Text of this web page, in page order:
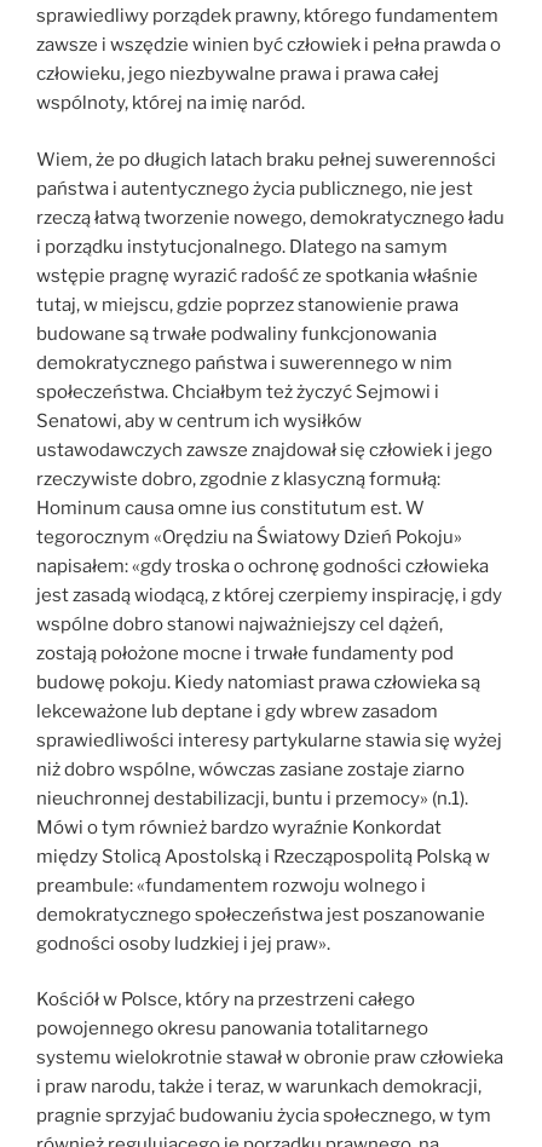
sprawiedliwy porządek prawny, którego fundamentem
zawsze i wszędzie winien być człowiek i pełna prawda o
człowieku, jego niezbywalne prawa i prawa całej
wspólnoty, której na imię naród.
Wiem, że po długich latach braku pełnej suwerenności
państwa i autentycznego życia publicznego, nie jest
rzeczą łatwą tworzenie nowego, demokratycznego ładu
i porządku instytucjonalnego. Dlatego na samym
wstępie pragnę wyrazić radość ze spotkania właśnie
tutaj, w miejscu, gdzie poprzez stanowienie prawa
budowane są trwałe podwaliny funkcjonowania
demokratycznego państwa i suwerennego w nim
społeczeństwa. Chciałbym też życzyć Sejmowi i
Senatowi, aby w centrum ich wysiłków
ustawodawczych zawsze znajdował się człowiek i jego
rzeczywiste dobro, zgodnie z klasyczną formułą:
Hominum causa omne ius constitutum est. W
tegorocznym «Orędziu na Światowy Dzień Pokoju»
napisałem: «gdy troska o ochronę godności człowieka
jest zasadą wiodącą, z której czerpiemy inspirację, i gdy
wspólne dobro stanowi najważniejszy cel dążeń,
zostają położone mocne i trwałe fundamenty pod
budowę pokoju. Kiedy natomiast prawa człowieka są
lekceważone lub deptane i gdy wbrew zasadom
sprawiedliwości interesy partykularne stawia się wyżej
niż dobro wspólne, wówczas zasiane zostaje ziarno
nieuchronnej destabilizacji, buntu i przemocy» (n.1).
Mówi o tym również bardzo wyraźnie Konkordat
między Stolicą Apostolską i Rzecząpospolitą Polską w
preambule: «fundamentem rozwoju wolnego i
demokratycznego społeczeństwa jest poszanowanie
godności osoby ludzkiej i jej praw».
Kościół w Polsce, który na przestrzeni całego
powojennego okresu panowania totalitarnego
systemu wielokrotnie stawał w obronie praw człowieka
i praw narodu, także i teraz, w warunkach demokracji,
pragnie sprzyjać budowaniu życia społecznego, w tym